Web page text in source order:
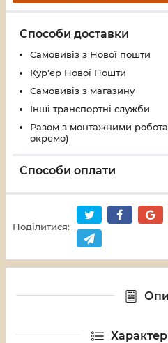
Способи доставки
Самовивіз з Нової пошти
Кур'єр Нової Пошти
Самовивіз з магазину
Інші транспортні служби
Разом з монтажними
окремо)
Способи оплати
Поділитися: